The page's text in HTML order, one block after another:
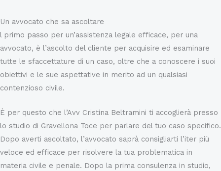
Un avvocato che sa ascoltare
l primo passo per un’assistenza legale efficace, per una
avvocato, è l’ascolto del cliente per acquisire ed esaminare
tutte le sfaccettature di un caso, oltre che a conoscere i suoi
obiettivi e le sue aspettative in merito ad un qualsiasi
contenzioso civile.
È per questo che l’Avv Cristina Beltramini ti accoglierà presso
lo studio di Gravellona Toce per parlare del tuo caso specifico.
Dopo averti ascoltato, l’avvocato saprà consigliarti l’iter più
veloce ed efficace per risolvere la tua problematica in
materia civile e penale. Dopo la prima consulenza in studio,